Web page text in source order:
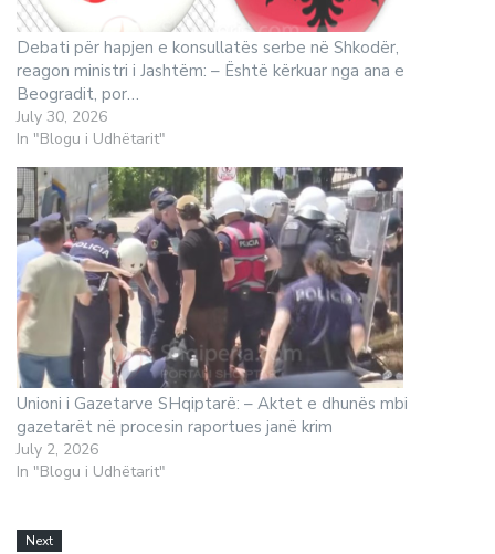
Debati për hapjen e konsullatës serbe në Shkodër,
reagon ministri i Jashtëm: – Është kërkuar nga ana e
Beogradit, por…
July 30, 2026
In "Blogu i Udhëtarit"
Unioni i Gazetarve SHqiptarë: – Aktet e dhunës mbi
gazetarët në procesin raportues janë krim
July 2, 2026
In "Blogu i Udhëtarit"
Next